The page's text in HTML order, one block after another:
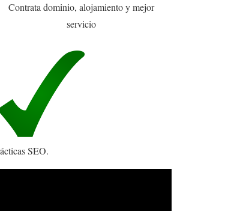
Contrata dominio, alojamiento y mejor
servicio
SEO.